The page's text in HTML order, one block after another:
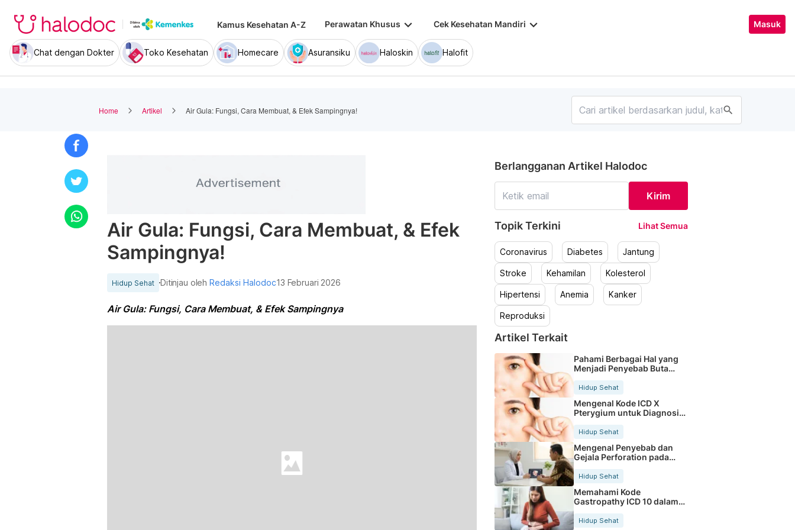
Kamus Kesehatan A-Z Perawatan Khusus keyboard_arrow_down Cek Kesehatan Mandiri keyboard_arrow_down Masuk
Chat dengan Dokter Toko Kesehatan Homecare Asuransiku Haloskin Halofit
Home Artikel Air Gula: Fungsi, Cara Membuat, & Efek Sampingnya! search
Air Gula: Fungsi, Cara Membuat, & Efek
Sampingnya!
Hidup Sehat Ditinjau olehRedaksi Halodoc13 Februari 2026
Air Gula: Fungsi, Cara Membuat, & Efek Sampingnya
Berlangganan Artikel Halodoc
Kirim
Topik Terkini Lihat Semua
Coronavirus Diabetes Jantung
Stroke Kehamilan Kolesterol
Hipertensi Anemia Kanker
Reproduksi
Artikel Terkait
Pahami Berbagai Hal yang
Menjadi Penyebab Buta
Hidup Sehat
Mengenal Kode ICD X
Pterygium untuk Diagnosis
Hidup Sehat
Mengenal Penyebab dan
Gejala Perforation pada
Tubuh
Hidup Sehat
Memahami Kode
Gastropathy ICD 10 dalam
Rekam Medis Pasien
Hidup Sehat